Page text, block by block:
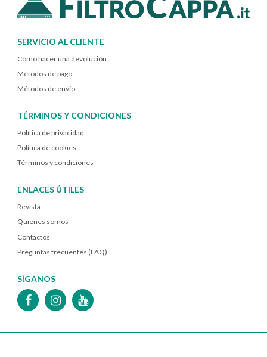
SERVICIO AL CLIENTE
Cómo hacer una devolución
Métodos de pago
Métodos de envío
TÉRMINOS Y CONDICIONES
Política de privacidad
Política de cookies
Términos y condiciones
ENLACES ÚTILES
Revista
Quienes somos
Contactos
Preguntas frecuentes (FAQ)
SÍGANOS